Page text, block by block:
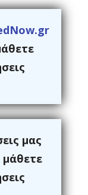
μας
μάθετε